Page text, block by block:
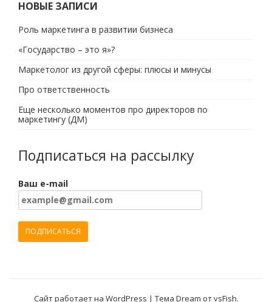
НОВЫЕ ЗАПИСИ
Роль маркетинга в развитии бизнеса
«Государство – это я»?
Маркетолог из другой сферы: плюсы и минусы
Про ответственность
Еще несколько моментов про директоров по
маркетингу (ДМ)
Подписаться на рассылку
Ваш e-mail
Сайт работает на WordPress | Тема Dream отvsFish.